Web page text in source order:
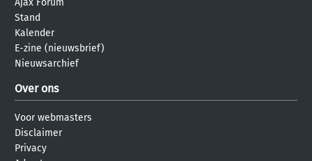
Stand
Kalender
E-zine (nieuwsbrief)
Nieuwsarchief
Over ons
Voor webmasters
Disclaimer
Privacy